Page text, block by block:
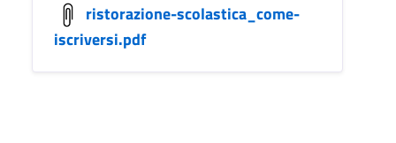
ristorazione-scolastica_come-
iscriversi.pdf